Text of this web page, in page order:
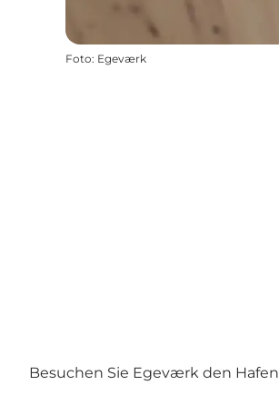
Foto: Egeværk
Besuchen Sie Egeværk den